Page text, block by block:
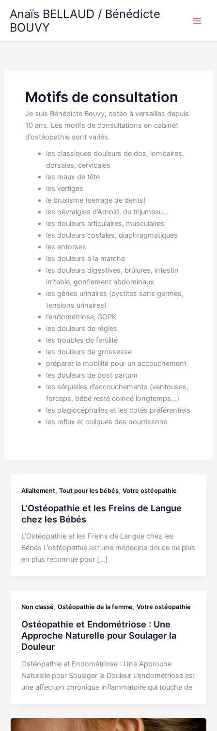
contenu
Anaïs BELLAUD / Bénédicte
BOUVY
Motifs de consultation
Je suis Bénédicte Bouvy, ostéo à versailles depuis
10 ans. Les motifs de consultations en cabinet
d’ostéopathie sont variés.
les classiques douleurs de dos, lombaires,
dorsales, cervicales
les maux de tête
les vertiges
le bruxisme (serrage de dents)
les névralgies d’Arnold, du trijumeau…
les douleurs articulaires, musculaires
les douleurs costales, diaphragmatiques
les entorses
les douleurs à la marche
les douleurs digestives, brûlures, intestin
irritable, gonflement abdominaux
les gènes urinaires (cystites sans germes,
tensions urinaires)
l’endométriose, SOPK
les douleurs de règles
les troubles de fertilité
les douleurs de grossesse
préparer la mobilité pour un accouchement
les douleurs de post partum
les séquelles d’accouchements (ventouses,
forceps, bébé resté coincé longtemps…)
les plagiocéphalies et les cotés préférentiels
les reflux et coliques des nourrissons
Allaitement,Tout pour les bébés,Votre ostéopathie
L’Ostéopathie et les Freins de Langue
chez les Bébés
L’Ostéopathie et les Freins de Langue chez les
Bébés L’ostéopathie est une médecine douce de plus
en plus reconnue pour […]
Non classé,Ostéopathie de la femme,Votre ostéopathie
Ostéopathie et Endométriose : Une
Approche Naturelle pour Soulager la
Douleur
Ostéopathie et Endométriose : Une Approche
Naturelle pour Soulager la Douleur L’endométriose est
une affection chronique inflammatoire qui touche de